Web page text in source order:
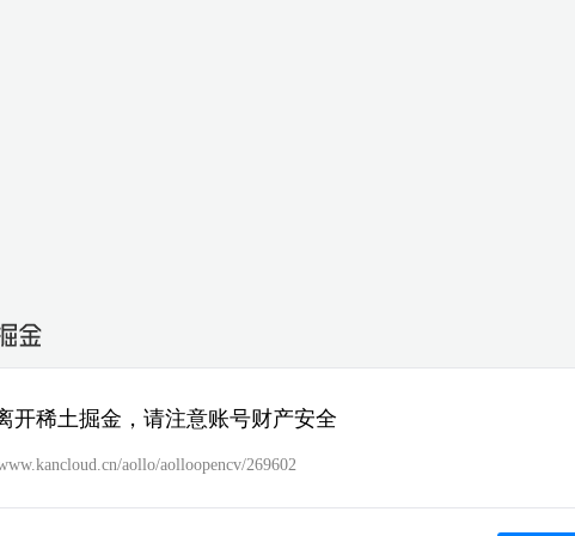
开稀土掘金，请注意账号财产安全
aollo/aolloopencv/269602